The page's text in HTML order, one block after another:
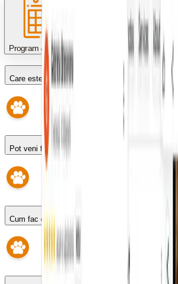
Program & programări
Care este programul?
Pot veni fără programare?
Cum fac o programare?